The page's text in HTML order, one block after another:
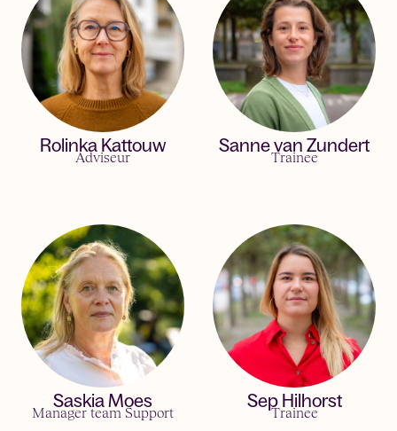
Rolinka Kattouw
Adviseur
Sanne van Zundert
Trainee
Saskia Moes
Manager team Support
Sep Hilhorst
Trainee